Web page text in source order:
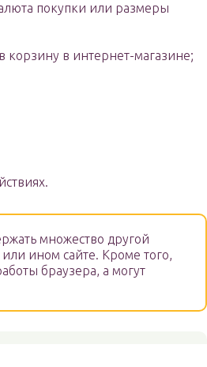
покупки или размеры
в интернет-магазине;
множество другой
ином сайте. Кроме того,
браузера, а могут